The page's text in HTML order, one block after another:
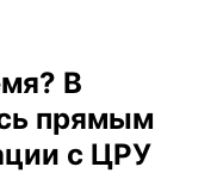
В
прямым
с ЦРУ